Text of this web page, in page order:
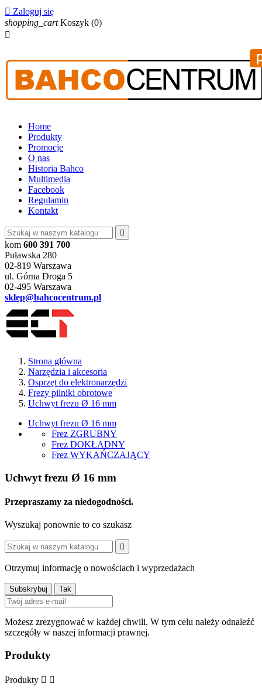
 Zaloguj się
shopping_cart Koszyk (0)

Home
Produkty
Promocje
O nas
Historia Bahco
Multimedia
Facebook
Regulamin
Kontakt

kom 600 391 700
Puławska 280
02-819 Warszawa
ul. Górna Droga 5
02-495 Warszawa
sklep@bahcocentrum.pl
Strona główna
Narzędzia i akcesoria
Osprzęt do elektronarzędzi
Frezy pilniki obrotowe
Uchwyt frezu Ø 16 mm
Uchwyt frezu Ø 16 mm
Frez ZGRUBNY
Frez DOKŁADNY
Frez WYKAŃCZAJĄCY
Uchwyt frezu Ø 16 mm
Przepraszamy za niedogodności.
Wyszukaj ponownie to co szukasz

Otrzymuj informację o nowościach i wyprzedażach
Możesz zrezygnować w każdej chwili. W tym celu należy odnaleźć
szczegóły w naszej informacji prawnej.
Produkty
Produkty  